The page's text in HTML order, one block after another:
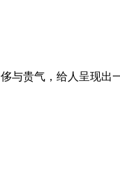
与贵气，给人呈现出